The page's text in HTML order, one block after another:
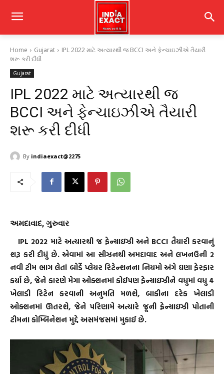
Home Gujarat
IPL 2022 માટે અત્યારથી જ BCCI અને ફેન્ચાઇઝીએ તૈયારી
શરૂ કરી દીધી
Gujarat
IPL 2022 માટે અત્યારથી જ
BCCI અને ફેન્ચાઇઝીએ તૈયારી
શરૂ કરી દીધી
By indiaexact@2275
અમદાવાદ, ગુરુવાર
IPL 2022 માટે અત્યારથી જ ફેન્ચાઇઝી અને BCCI તૈયારી કરવાનું
શરૂ કરી દીધું છે. એવામાં આ સીઝનથી અમદાવાદ અને લખનઉની 2
નવી ટીમ ભાગ લેતાં બોર્ડે પ્લેયર રિટેન્શનના નિયમો અંગે ઘણા ફેરફાર
કર્યા છે, જેને કારણે મેગા ઓક્શનમાં કોઈપણ ફેન્ચાઇઝીને વધુમાં વધુ 4
ખેલાડી રિટેન કરવાની અનુમતિ મળશે, બાકીના દરેક ખેલાડી
ઓક્શનમાં ઊતરશે, જેને પરિણામે અત્યારે જૂની ફ્રેન્ચાઇઝી પોતાની
ટીમના કોમ્બિનેશન મુદ્દે અસમંજસમાં મુકાઈ છે.